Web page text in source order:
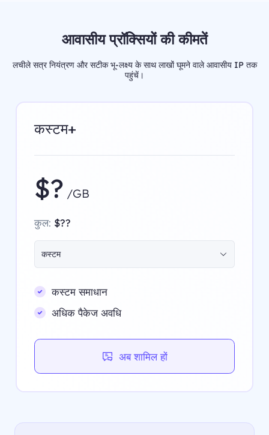
आवासीय प्रॉक्सियों की कीमतें
लचीले सत्र नियंत्रण और सटीक भू-लक्ष्य के साथ लाखों घूमने वाले आवासीय IP तक
पहुंचें।
कस्टम+
$? /GB
कुल: $??
कस्टम
कस्टम समाधान
अधिक पैकेज अवधि
अब शामिल हों